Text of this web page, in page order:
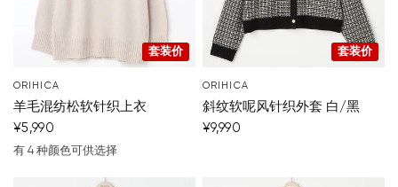
套装价
ORIHICA
羊毛混纺松软针织上衣
¥5,990
米色黑 灰 粉红
有 4 种颜色可供选择
套装价
ORIHICA
斜纹软呢风针织外套 白/黑
¥9,990